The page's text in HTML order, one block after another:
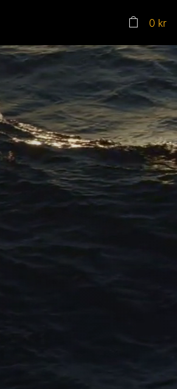
0 kr